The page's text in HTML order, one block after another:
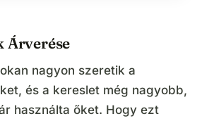
Árverése
nagyon szeretik a
és a kereslet még nagyobb,
használta őket. Hogy ezt